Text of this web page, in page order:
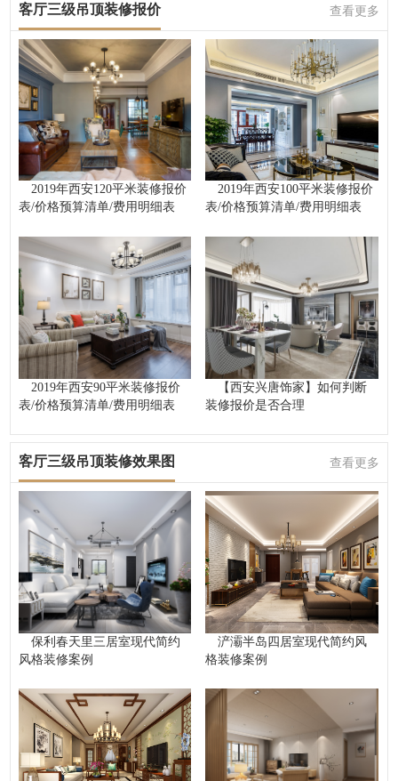
客厅三级吊顶装修报价 查看更多
2019年西安120平米装修报价
表/价格预算清单/费用明细表
2019年西安100平米装修报价
表/价格预算清单/费用明细表
2019年西安90平米装修报价
表/价格预算清单/费用明细表
【西安兴唐饰家】如何判断
装修报价是否合理
客厅三级吊顶装修效果图 查看更多
保利春天里三居室现代简约
风格装修案例
浐灞半岛四居室现代简约风
格装修案例